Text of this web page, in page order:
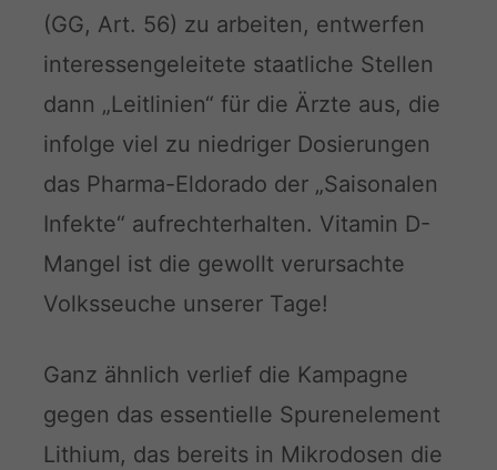
(GG, Art. 56) zu arbeiten, entwerfen
interessengeleitete staatliche Stellen
dann „Leitlinien“ für die Ärzte aus, die
infolge viel zu niedriger Dosierungen
das Pharma-Eldorado der „Saisonalen
Infekte“ aufrechterhalten. Vitamin D-
Mangel ist die gewollt verursachte
Volksseuche unserer Tage!
Ganz ähnlich verlief die Kampagne
gegen das essentielle Spurenelement
Lithium, das bereits in Mikrodosen die